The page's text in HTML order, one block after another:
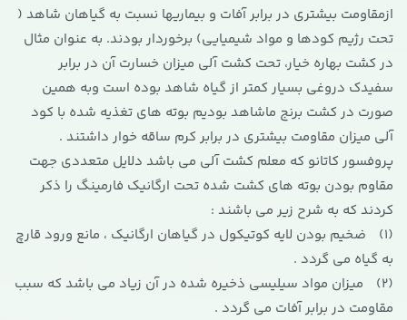
ازمقاومت بیشتری در برابر آفات و بیماریها نسبت به گیاهان شاهد (
تحت رژیم کودها و مواد شیمیایی) برخوردار بودند. به عنوان مثال
در کشت بهاره خیار، تحت کشت آلی میزان خسارت آن در برابر
سفیدک دروغی بسیار کمتر از گیاه شاهد بوده است وبه همین
صورت در کشت برنج ماشاهد بودیم بوته های تغذیه شده با کود
آلی میزان مقاومت بیشتری در برابر کرم ساقه خوار داشتند .
پروفسور کاتانو که معلم کشت آلی می باشد دلایل متعددی جهت
مقاوم بودن بوته های کشت شده تحت ارگانیک فارمینگ را ذکر
کردند که به شرح زیر می باشند :
(1) ضخیم بودن لایه کوتیکول در گیاهان ارگانیک ، مانع ورود قارچ
به گیاه می گردد .
(2) میزان مواد سیلیسی ذخیره شده در آن زیاد می باشد که سبب
مقاومت در برابر آفات می گردد .